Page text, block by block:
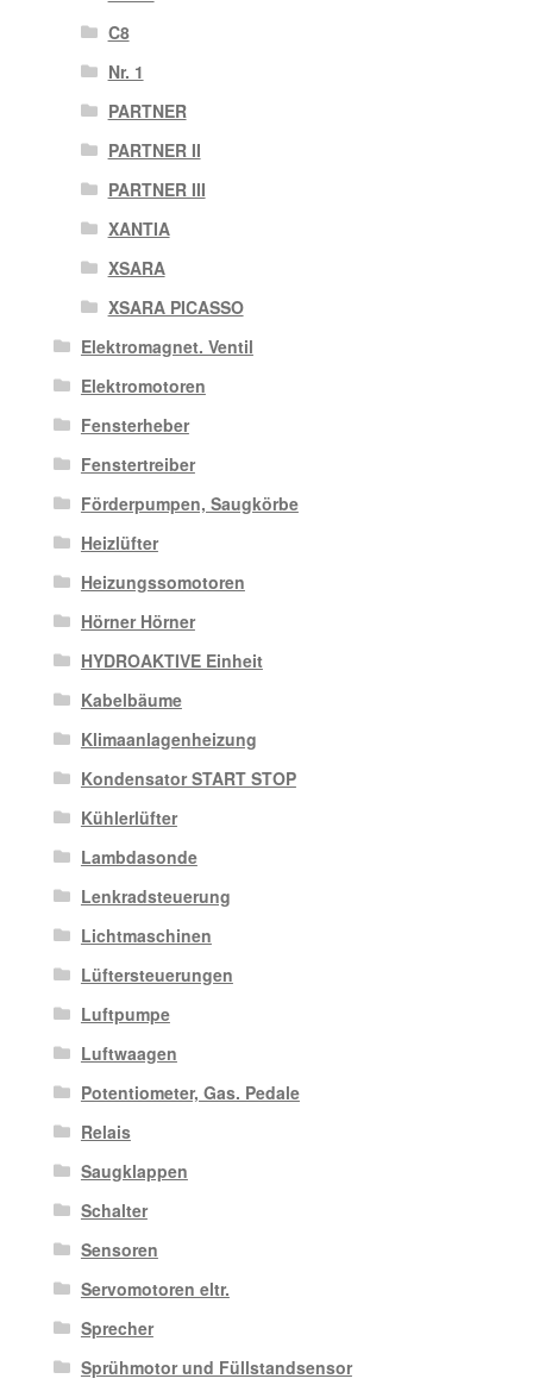
C8
Nr. 1
PARTNER
PARTNER II
PARTNER III
XANTIA
XSARA
XSARA PICASSO
Elektromagnet. Ventil
Elektromotoren
Fensterheber
Fenstertreiber
Förderpumpen, Saugkörbe
Heizlüfter
Heizungssomotoren
Hörner Hörner
HYDROAKTIVE Einheit
Kabelbäume
Klimaanlagenheizung
Kondensator START STOP
Kühlerlüfter
Lambdasonde
Lenkradsteuerung
Lichtmaschinen
Lüftersteuerungen
Luftpumpe
Luftwaagen
Potentiometer, Gas. Pedale
Relais
Saugklappen
Schalter
Sensoren
Servomotoren eltr.
Sprecher
Sprühmotor und Füllstandsensor